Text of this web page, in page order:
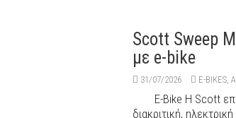
Scott Sweep
με e-bike
31/07/2026 E-BIKES,
E-Bike Η Scott
διακριτική,